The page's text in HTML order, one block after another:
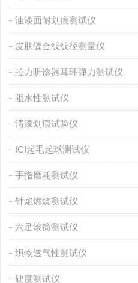
油漆面耐划痕测试仪
皮肤缝合线线径测量仪
拉力听诊器耳环弹力测试仪
阻水性测试仪
清漆划痕试验仪
ICI起毛起球测试仪
手指磨耗测试仪
针焰燃烧测试仪
六足滚筒测试仪
织物透气性测试仪
硬度测试仪